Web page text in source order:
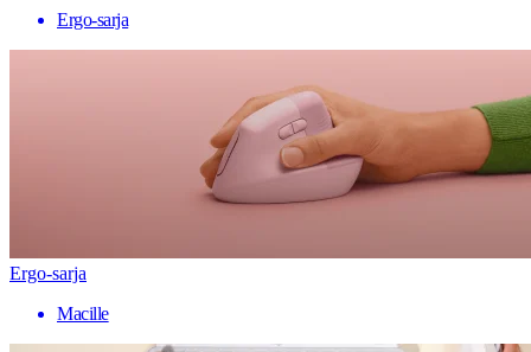
Ergo-sarja
Ergo-sarja
Macille